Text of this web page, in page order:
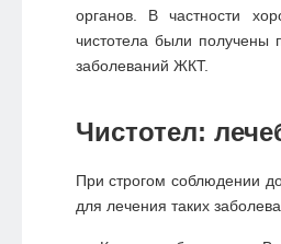
органов. В частности
чистотела были получены
заболеваний ЖКТ.
Чистотел:
При строгом соблюдении
для лечения таких